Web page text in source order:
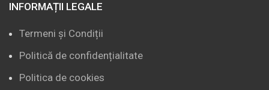
INFORMAȚII LEGALE
Termeni și Condiții
Politică de confidențialitate
Politica de cookies